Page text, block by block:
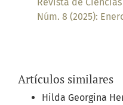
Núm. 8 (2025):
Artículos similares
Hilda Georgina